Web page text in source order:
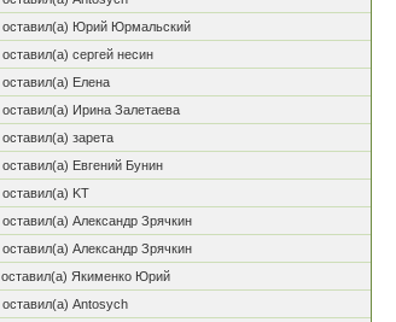
оставил(а) Юрий Юрмальский
оставил(а) сергей несин
оставил(а) Елена
оставил(а) Ирина Залетаева
оставил(а) зарета
оставил(а) Евгений Бунин
оставил(а) KT
оставил(а) Александр Зрячкин
оставил(а) Александр Зрячкин
оставил(а) Якименко Юрий
оставил(а) Antosych